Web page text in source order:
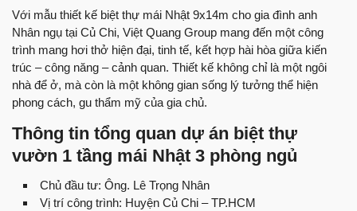
Với mẫu thiết kế biệt thự mái Nhật 9x14m cho gia đình anh
Nhân ngụ tại Củ Chi, Việt Quang Group mang đến một công
trình mang hơi thở hiện đại, tinh tế, kết hợp hài hòa giữa kiến
trúc – công năng – cảnh quan. Thiết kế không chỉ là một ngôi
nhà để ở, mà còn là một không gian sống lý tưởng thể hiện
phong cách, gu thẩm mỹ của gia chủ.
Thông tin tổng quan dự án biệt thự
vườn 1 tầng mái Nhật 3 phòng ngủ
Chủ đầu tư: Ông. Lê Trọng Nhân
Vị trí công trình: Huyện Củ Chi – TP.HCM